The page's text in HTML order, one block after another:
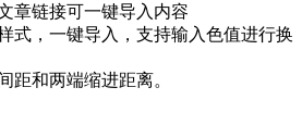
章链接可一键导入内容
式，一键导入，支持输入色值进行换
距和两端缩进距离。